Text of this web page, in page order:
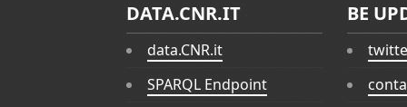
DATA.CNR.IT
data.CNR.it
SPARQL Endpoint
BE